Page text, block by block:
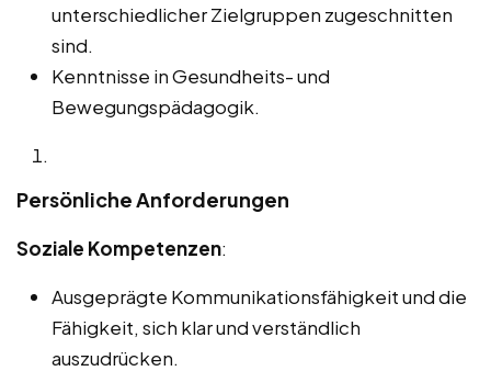
unterschiedlicher Zielgruppen zugeschnitten
sind.
Kenntnisse in Gesundheits- und
Bewegungspädagogik.
Persönliche Anforderungen
Soziale Kompetenzen:
Ausgeprägte Kommunikationsfähigkeit und die
Fähigkeit, sich klar und verständlich
auszudrücken.